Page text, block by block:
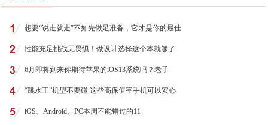
想要“说走就走”不如先做足准备，它才是你的最佳
性能充足挑战无畏惧！做设计选择这个本就够了
6月即将到来你期待苹果的iOS13系统吗？老手
“跳水王”机型不要碰 这些高保值率手机可以安心
iOS、Android、PC本周不能错过的11